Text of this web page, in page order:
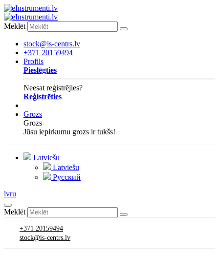
Meklēt
stock@is-centrs.lv
+371 20159494
Profils
Pieslēgties
Neesat reģistrējies?
Reģistrēties
Grozs
Grozs
Jūsu iepirkumu grozs ir tukšs!
Latviešu
Latviešu
Русский
lvru
Meklēt
+371 20159494
stock@is-centrs.lv